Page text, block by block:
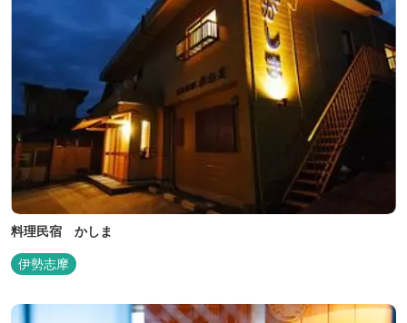
料理民宿 かしま
伊勢志摩